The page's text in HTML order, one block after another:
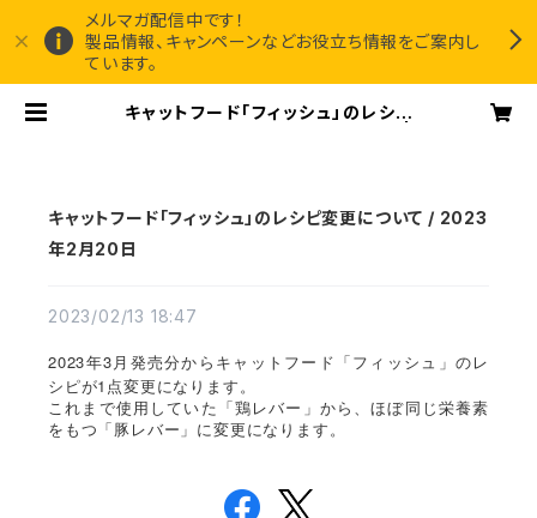
メルマガ配信中です！
製品情報、キャンペーンなどお役立ち情報をご案内し
ています。
キャットフード「フィッシュ」のレシピ
キャットフード「フィッシュ」のレシピ変更について / 2023
年2月20日
2023/02/13 18:47
2023年3 月発売分からキャットフード「フィッシュ」のレ
シピが1 点変更になります。
これまで使用していた「鶏レバー」から、ほぼ同じ栄養素
をもつ「豚レバー」に変更になります。